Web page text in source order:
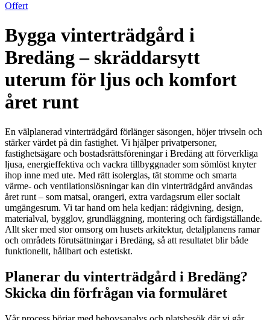
Offert
Bygga vinterträdgård i
Bredäng – skräddarsytt
uterum för ljus och komfort
året runt
En välplanerad vinterträdgård förlänger säsongen, höjer trivseln och
stärker värdet på din fastighet. Vi hjälper privatpersoner,
fastighetsägare och bostadsrättsföreningar i Bredäng att förverkliga
ljusa, energieffektiva och vackra tillbyggnader som sömlöst knyter
ihop inne med ute. Med rätt isolerglas, tät stomme och smarta
värme- och ventilationslösningar kan din vinterträdgård användas
året runt – som matsal, orangeri, extra vardagsrum eller socialt
umgängesrum. Vi tar hand om hela kedjan: rådgivning, design,
materialval, bygglov, grundläggning, montering och färdigställande.
Allt sker med stor omsorg om husets arkitektur, detaljplanens ramar
och områdets förutsättningar i Bredäng, så att resultatet blir både
funktionellt, hållbart och estetiskt.
Planerar du vinterträdgård i Bredäng?
Skicka din förfrågan via formuläret